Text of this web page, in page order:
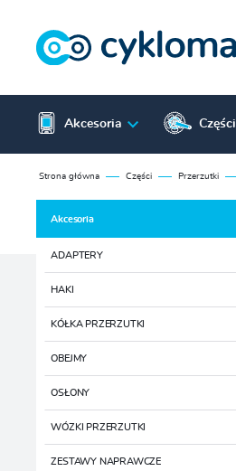
Akcesoria Części
Strona główna Części Przerzutki
Akcesoria
ADAPTERY
HAKI
KÓŁKA PRZERZUTKI
OBEJMY
OSŁONY
WÓZKI PRZERZUTKI
ZESTAWY NAPRAWCZE